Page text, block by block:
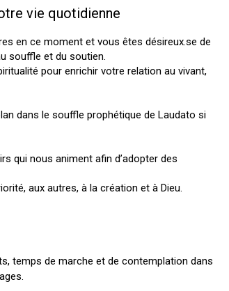
vie quotidienne
en ce moment et vous êtes désireux.se de
souffle et du soutien.
pour enrichir votre relation au vivant,
dans le souffle prophétique de Laudato si
qui nous animent afin d’adopter des
aux autres, à la création et à Dieu.
temps de marche et de contemplation dans